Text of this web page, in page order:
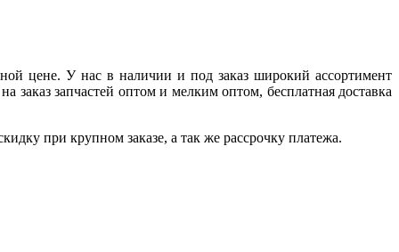
цене. У нас в наличии и под заказ широкий ассортимент
заказ запчастей оптом и мелким оптом, бесплатная доставка
при крупном заказе, а так же рассрочку платежа.